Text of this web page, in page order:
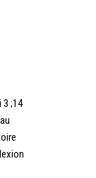
3 ;14